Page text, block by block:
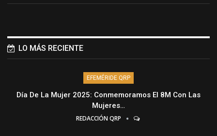
LO MÁS RECIENTE
EFEMÉRIDE QRP
Día De La Mujer 2025: Conmemoramos El 8M Con Las
Mujeres…
REDACCIÓN QRP